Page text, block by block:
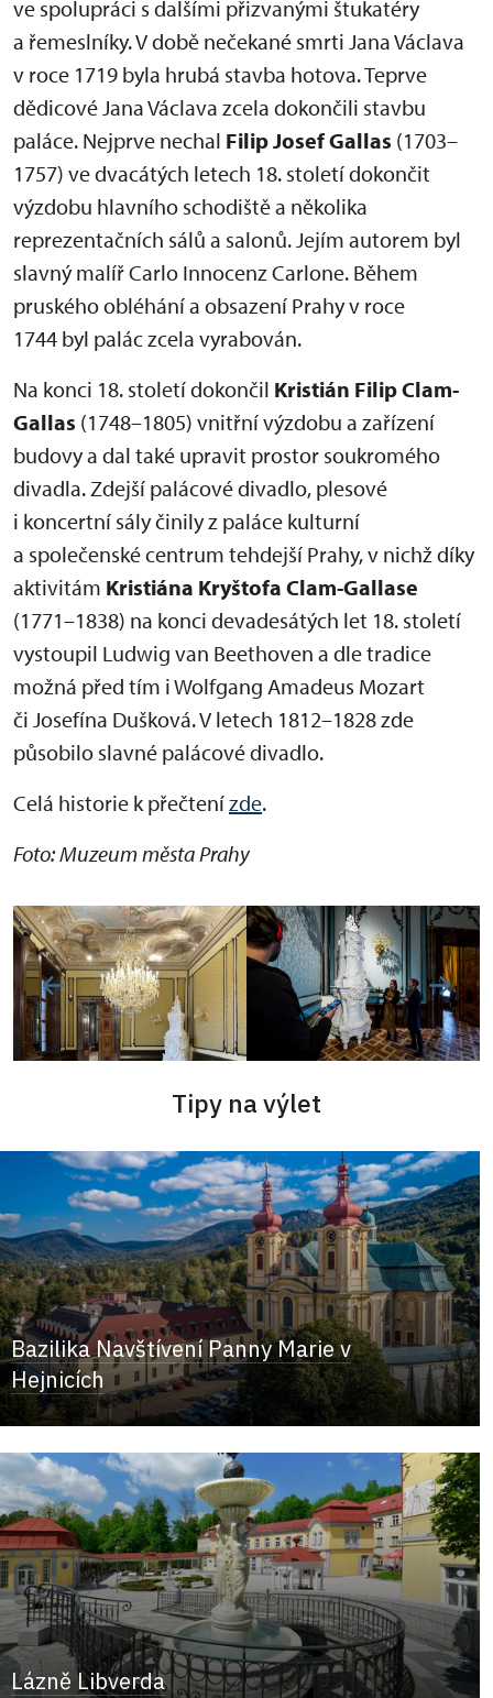
ve spolupráci s dalšími přizvanými štukatéry
a řemeslníky. V době nečekané smrti Jana Václava
v roce 1719 byla hrubá stavba hotova. Teprve
dědicové Jana Václava zcela dokončili stavbu
paláce. Nejprve nechal Filip Josef Gallas (1703–
1757) ve dvacátých letech 18. století dokončit
výzdobu hlavního schodiště a několika
reprezentačních sálů a salonů. Jejím autorem byl
slavný malíř Carlo Innocenz Carlone. Během
pruského obléhání a obsazení Prahy v roce
1744 byl palác zcela vyrabován.
Na konci 18. století dokončil Kristián Filip Clam-
Gallas (1748–1805) vnitřní výzdobu a zařízení
budovy a dal také upravit prostor soukromého
divadla. Zdejší palácové divadlo, plesové
i koncertní sály činily z paláce kulturní
a společenské centrum tehdejší Prahy, v nichž díky
aktivitám Kristiána Kryštofa Clam-Gallase
(1771–1838) na konci devadesátých let 18. století
vystoupil Ludwig van Beethoven a dle tradice
možná před tím i Wolfgang Amadeus Mozart
či Josefína Dušková. V letech 1812–1828 zde
působilo slavné palácové divadlo.
Celá historie k přečtenízde.
Foto: Muzeum města Prahy
Tipy na výlet
Bazilika Navštívení Panny Marie v
Hejnicích
Lázně Libverda